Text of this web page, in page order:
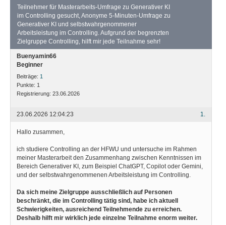
Teilnehmer für Masterarbeits-Umfrage zu Generativer KI
im Controlling gesucht, Anonyme 5-Minuten-Umfrage zu
Generativer KI und selbstwahrgenommener
Arbeitsleistung im Controlling. Aufgrund der begrenzten
Zielgruppe Controlling, hilft mir jede Teilnahme sehr!
Buenyamin66
Beginner
Beiträge: 1
Punkte: 1
Registrierung: 23.06.2026
1.
23.06.2026 12:04:23
Hallo zusammen,
ich studiere Controlling an der HFWU und untersuche im Rahmen
meiner Masterarbeit den Zusammenhang zwischen Kenntnissen im
Bereich Generativer KI, zum Beispiel ChatGPT, Copilot oder Gemini,
und der selbstwahrgenommenen Arbeitsleistung im Controlling.
Da sich meine Zielgruppe ausschließlich auf Personen
beschränkt, die im Controlling tätig sind, habe ich aktuell
Schwierigkeiten, ausreichend Teilnehmende zu erreichen.
Deshalb hilft mir wirklich jede einzelne Teilnahme enorm weiter.